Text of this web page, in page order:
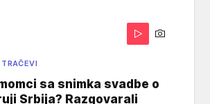
sa snimka svadbe o
Srbija? Razgovarali